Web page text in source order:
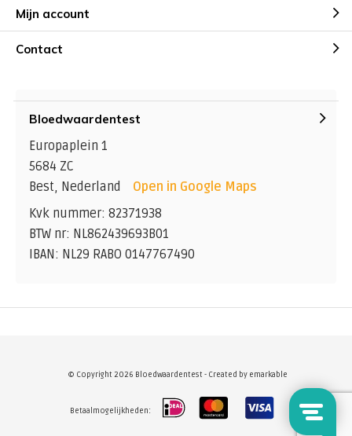
Mijn account
Contact
Bloedwaardentest
Europaplein 1
5684 ZC
Best, Nederland
Open in Google Maps
Kvk nummer: 82371938
BTW nr: NL862439693B01
IBAN: NL29 RABO 0147767490
© Copyright 2026 Bloedwaardentest - Created by emarkable
Betaalmogelijkheden: